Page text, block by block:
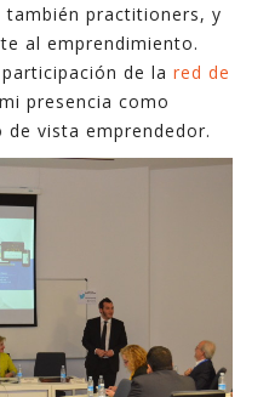
practitioners, y
al emprendimiento.
de la red de
presencia como
vista emprendedor.